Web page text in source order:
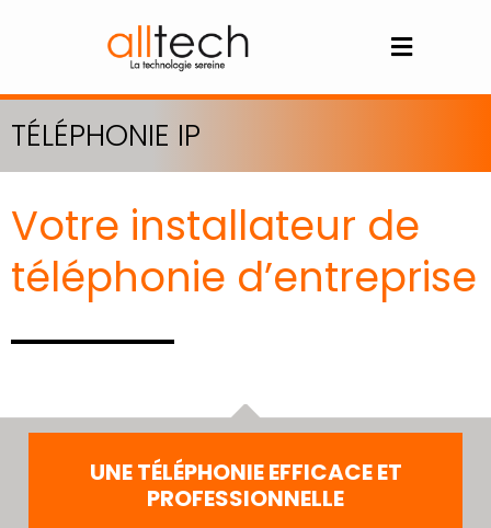
TÉLÉPHONIE IP
Votre installateur de
téléphonie d’entreprise
UNE TÉLÉPHONIE EFFICACE ET
PROFESSIONNELLE